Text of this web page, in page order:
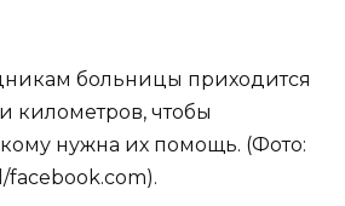
больницы приходится
километров, чтобы
кому нужна их помощь. (Фото:
facebook.com).